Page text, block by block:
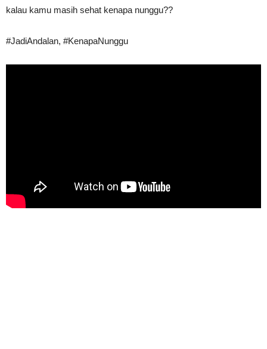
kalau kamu masih sehat kenapa nunggu??
#JadiAndalan, #KenapaNunggu